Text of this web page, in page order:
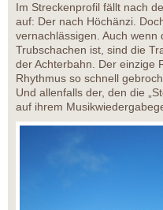
Im Streckenprofil fällt nach
auf: Der nach Höchänzi.
vernachlässigen. Auch wenn
Trubschachen ist, sind die
der Achterbahn. Der einzige
Rhythmus so schnell
Und allenfalls der, den die
auf ihrem